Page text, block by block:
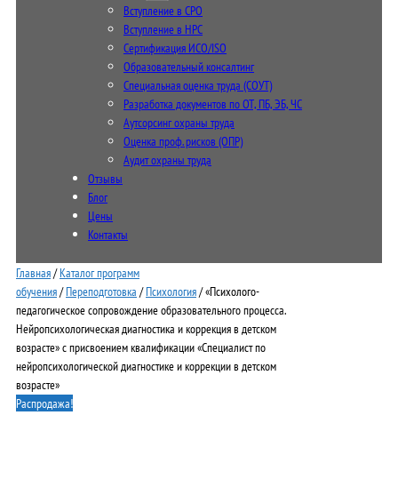
Вступление в СРО
Вступление в НРС
Сертификация ИСО/ISO
Образовательный консалтинг
Специальная оценка труда (СОУТ)
Разработка документов по ОТ, ПБ, ЭБ, ЧС
Аутсорсинг охраны труда
Оценка проф. рисков (ОПР)
Аудит охраны труда
Отзывы
Блог
Цены
Контакты
Главная/Каталог программ
обучения/Переподготовка /Психология/ «Психолого-
педагогическое сопровождение образовательного процесса.
Нейропсихологическая диагностика и коррекция в детском
возрасте» с присвоением квалификации «Специалист по
нейропсихологической диагностике и коррекции в детском
возрасте»
Распродажа!